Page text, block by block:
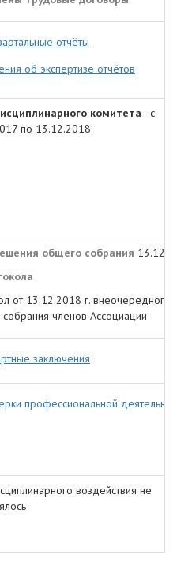
отчёты
об экспертизе отчётов
комитета - с
по 13.12.2018
общего собрания
от 13.12.2018 г. внеочередного
членов Ассоциации
заключения
профессиональной
воздействия не